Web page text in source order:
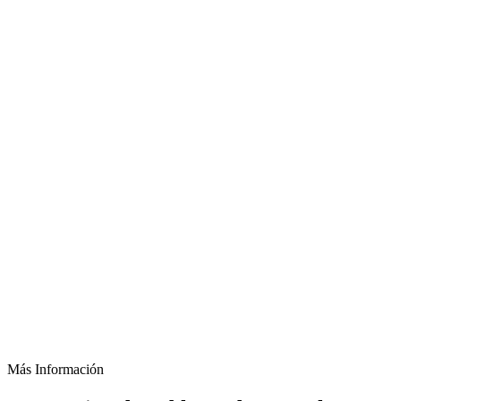
Más Información